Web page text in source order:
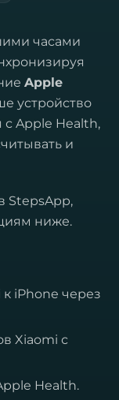
часами
Apple
устройство
Apple Health,
и
StepsApp,
ниже.
iPhone через
Xiaomi с
Health.